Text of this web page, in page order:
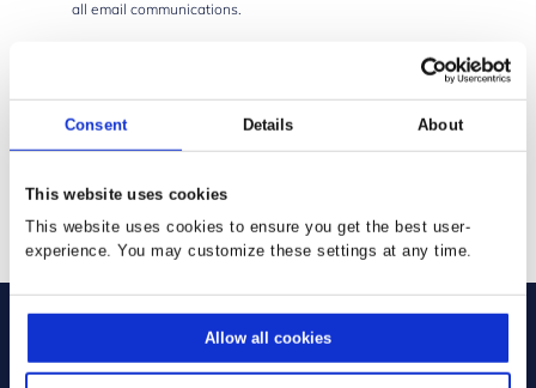
Consent Details About
This website uses cookies
This website uses cookies to ensure you get the best user-
experience. You may customize these settings at any time.
Allow all cookies
all email communications.
SENDEN